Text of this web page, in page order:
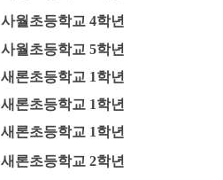
사월초등학교 4학년
사월초등학교 5학년
새론초등학교 1학년
새론초등학교 1학년
새론초등학교 1학년
새론초등학교 2학년